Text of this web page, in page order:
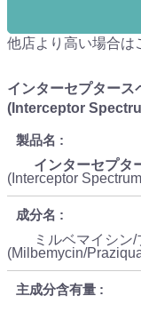
他店より高い場合は
インターセプタース
(Interceptor
製品名
インターセプタ
(Interceptor
成分名
ミルベマイシン
(Milbemycin/
主成分含有量